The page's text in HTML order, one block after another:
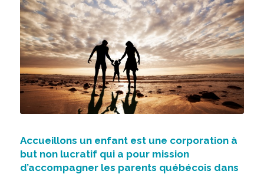
Accueillons un enfant est une corporation à
but non lucratif qui a pour mission
d’accompagner les parents québécois dans